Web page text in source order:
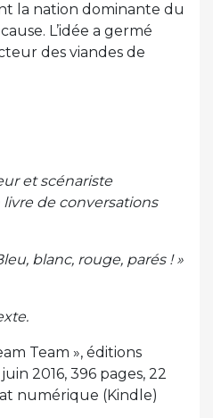
la nation dominante du
L’idée a germé
des viandes de
et scénariste
de conversations
blanc, rouge, parés ! »
Team », éditions
2016, 396 pages, 22
numérique (Kindle)